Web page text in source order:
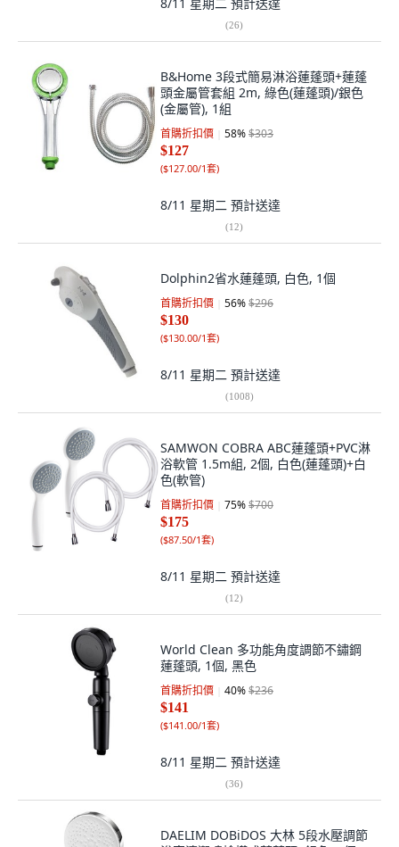
(26)
B&Home 3段式簡易淋浴蓮蓬頭+蓮蓬
頭金屬管套組 2m, 綠色(蓮蓬頭)/銀色
(金屬管), 1組
首購折扣價 58%$303
$127
($127.00/1套)
8/11 星期二 預計送達
(12)
Dolphin2省水蓮蓬頭, 白色, 1個
首購折扣價 56%$296
$130
($130.00/1套)
8/11 星期二 預計送達
(1008)
SAMWON COBRA ABC蓮蓬頭+PVC淋
浴軟管 1.5m組, 2個, 白色(蓮蓬頭)+白
色(軟管)
首購折扣價 75%$700
$175
($87.50/1套)
8/11 星期二 預計送達
(12)
World Clean 多功能角度調節不鏽鋼
蓮蓬頭, 1個, 黑色
首購折扣價 40%$236
$141
($141.00/1套)
8/11 星期二 預計送達
(36)
DAELIM DOBiDOS 大林 5段水壓調節